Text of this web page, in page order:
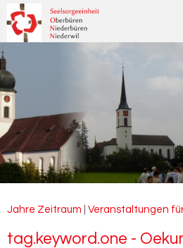
Jahre Zeitraum Veranstaltungen für
tag.key­word.one -